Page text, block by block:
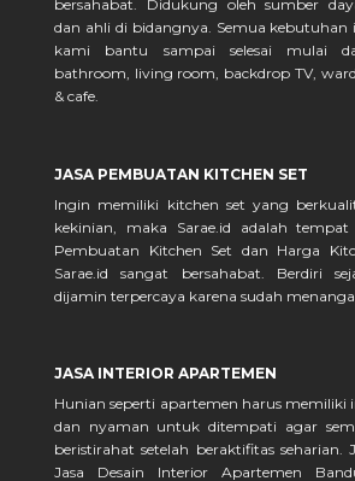
bersahabat. Didukung oleh sumber
dan ahli di bidangnya. Semua kebutuhan
kami bantu sampai selesai mulai
bathroom, living room, backdrop TV,
& cafe.
JASA PEMBUATAN KITCHEN SET
Ingin memiliki kitchen set yang
kekinian, maka Sarae.id adalah
Pembuatan Kitchen Set dan Harga
Sarae.id sangat bersahabat. Berdiri
dijamin terpercaya karena sudah
JASA INTERIOR APARTEMEN
Hunian seperti apartemen harus memiliki
dan nyaman untuk ditempati agar
beristirahat setelah beraktifitas seharian.
Jasa Desain Interior Apartemen